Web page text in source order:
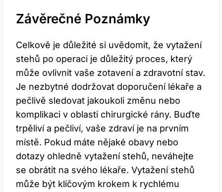
Závěrečné Poznámky
Celkově je důležité si uvědomit,‍ že vytažení
stehů po operaci je důležitý proces, který
může ovlivnit vaše zotavení a zdravotní​ stav.
Je nezbytné dodržovat doporučení⁤ lékaře a
pečlivě sledovat ‌jakoukoli změnu nebo
komplikaci v oblasti chirurgické rány.‌ Buďte
trpěliví a pečliví, vaše‍ zdraví‌ je na prvním‍
místě. Pokud máte nějaké obavy ‌nebo
dotazy ohledně vytažení‌ stehů, neváhejte
se obrátit ⁤na svého⁢ lékaře. Vytažení stehů
může být klíčovým krokem k rychlému